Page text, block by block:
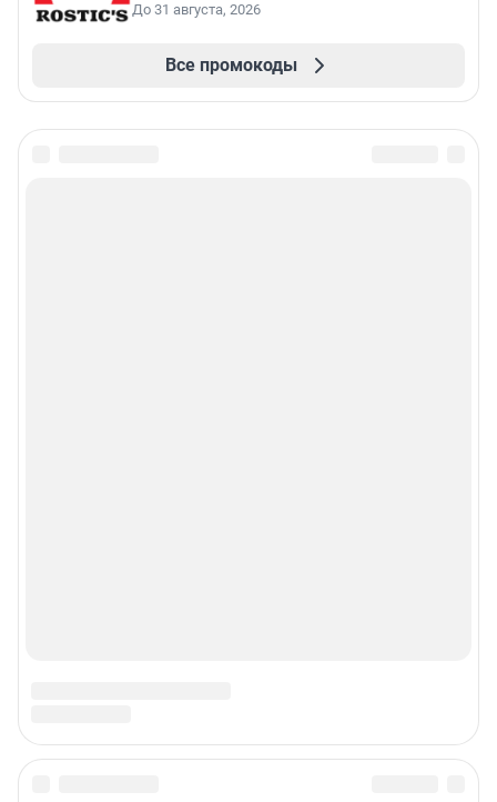
До 31 августа, 2026
Все промокоды